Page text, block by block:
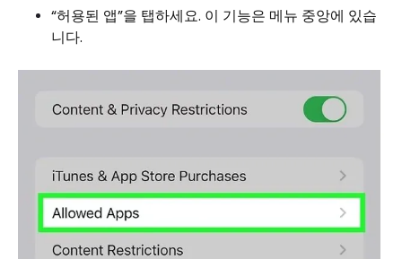
“허용된 앱”을 탭하세요. 이 기능은 메뉴 중앙에 있습
니다.